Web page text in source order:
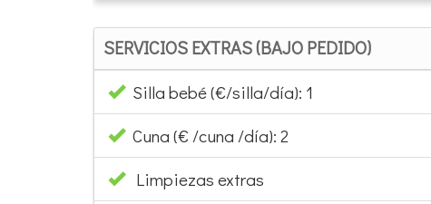
SERVICIOS EXTRAS (BAJO PEDIDO)
Silla bebé (€/silla/día): 1
Cuna (€ /cuna /día): 2
Limpiezas extras